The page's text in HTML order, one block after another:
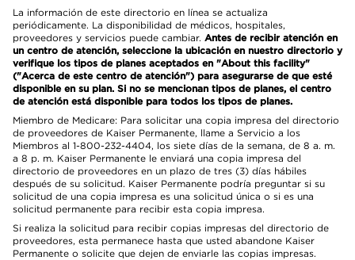
La información de este directorio en línea se actualiza
periódicamente. La disponibilidad de médicos, hospitales,
proveedores y servicios puede cambiar. Antes de recibir atención en
un centro de atención, seleccione la ubicación en nuestro directorio y
verifique los tipos de planes aceptados en "About this facility"
("Acerca de este centro de atención") para asegurarse de que esté
disponible en su plan. Si no se mencionan tipos de planes, el centro
de atención está disponible para todos los tipos de planes.
Miembro de Medicare: Para solicitar una copia impresa del directorio
de proveedores de Kaiser Permanente, llame a Servicio a los
Miembros al 1-800-232-4404, los siete días de la semana, de 8 a. m.
a 8 p. m. Kaiser Permanente le enviará una copia impresa del
directorio de proveedores en un plazo de tres (3) días hábiles
después de su solicitud. Kaiser Permanente podría preguntar si su
solicitud de una copia impresa es una solicitud única o si es una
solicitud permanente para recibir esta copia impresa.
Si realiza la solicitud para recibir copias impresas del directorio de
proveedores, esta permanece hasta que usted abandone Kaiser
Permanente o solicite que dejen de enviarle las copias impresas.